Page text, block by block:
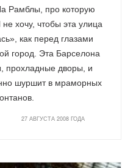
Рамблы, про которую
хочу, чтобы эта улица
как перед глазами
город. Эта Барселона
прохладные дворы, и
шуршит в мраморных
27 АВГУСТА 2008 ГОДА